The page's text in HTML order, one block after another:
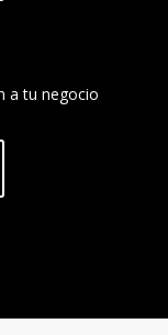
a tu negocio